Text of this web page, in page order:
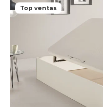
Top ventas